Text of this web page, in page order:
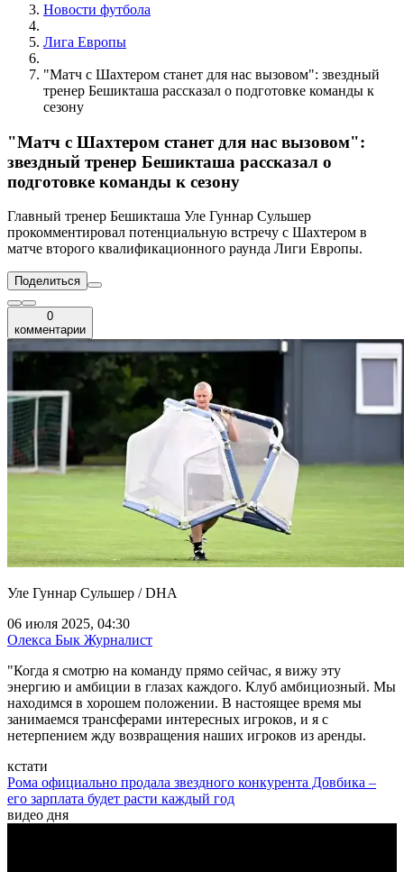
Новости футбола
Лига Европы
"Матч с Шахтером станет для нас вызовом": звездный
тренер Бешикташа рассказал о подготовке команды к
сезону
"Матч с Шахтером станет для нас вызовом":
звездный тренер Бешикташа рассказал о
подготовке команды к сезону
Главный тренер Бешикташа Уле Гуннар Сульшер
прокомментировал потенциальную встречу с Шахтером в
матче второго квалификационного раунда Лиги Европы.
Поделиться
0
комментарии
Уле Гуннар Сульшер / DHA
06 июля 2025, 04:30
Олекса Бык Журналист
"Когда я смотрю на команду прямо сейчас, я вижу эту
энергию и амбиции в глазах каждого. Клуб амбициозный. Мы
находимся в хорошем положении. В настоящее время мы
занимаемся трансферами интересных игроков, и я с
нетерпением жду возвращения наших игроков из аренды.
кстати
Рома официально продала звездного конкурента Довбика –
его зарплата будет расти каждый год
видео дня